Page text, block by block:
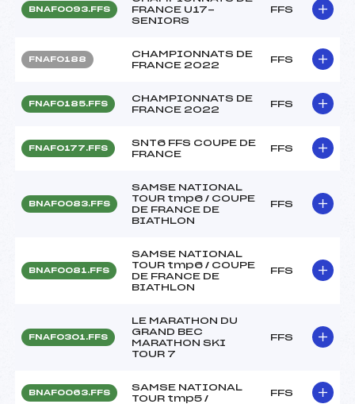
BNAF0093.FFS
FRANCE U17-
SENIORS
FFS
FNAF0188
CHAMPIONNATS DE
FRANCE 2022
FFS
FNAF0185.FFS
CHAMPIONNATS DE
FRANCE 2022
FFS
FNAF0177.FFS
SNT6 FFS COUPE DE
FRANCE
FFS
BNAF0083.FFS
SAMSE NATIONAL
TOUR tmp6 / COUPE
DE FRANCE DE
BIATHLON
FFS
BNAF0081.FFS
SAMSE NATIONAL
TOUR tmp6 / COUPE
DE FRANCE DE
BIATHLON
FFS
FNAF0301.FFS
LE MARATHON DU
GRAND BEC
MARATHON SKI
TOUR 7
FFS
BNAF0063.FFS
SAMSE NATIONAL
TOUR tmp5 /
FFS